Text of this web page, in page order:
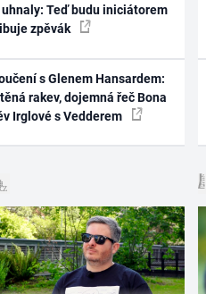
uhnaly: Teď budu iniciátorem
zpěvák
s Glenem Hansardem:
rakev, dojemná řeč Bona
Irglové s Vedderem